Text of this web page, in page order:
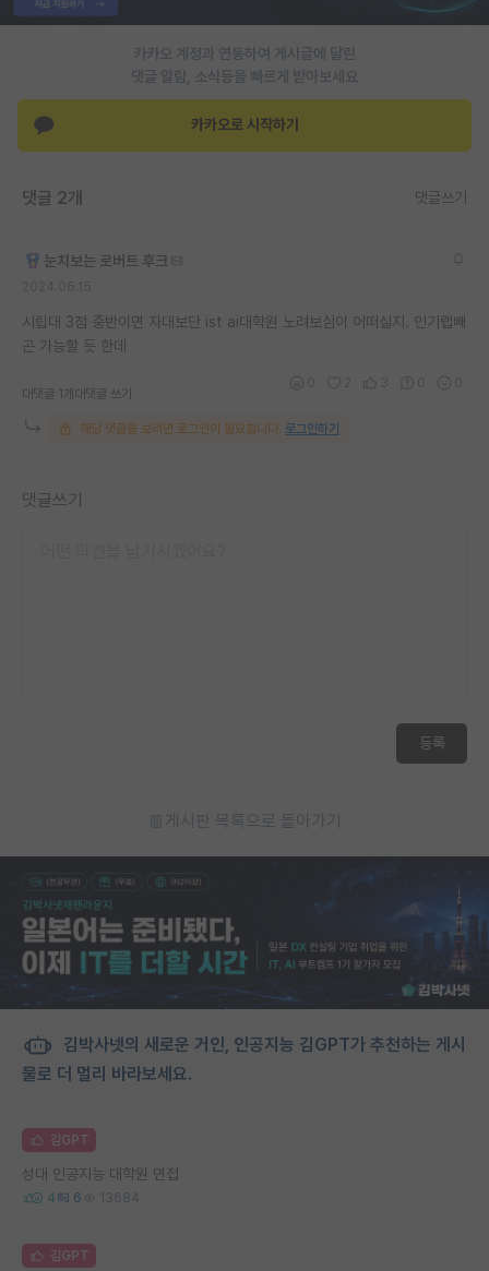
홍보 게시판
유학교육
반도체 아카데미
재팬라운지 🌸
카카오 계정과 연동하여 게시글에 달린
댓글 알람, 소식등을 빠르게 받아보세요
카카오로 시작하기
댓글 2개 댓글쓰기
눈치보는 로버트 후크
시립대 3점 중반이면 자대보단 ist ai대학원 노려보심이 어떠실지. 인기랩빼
곤 가능할 듯 한데
대댓글 1개 대댓글 쓰기
해당 댓글을 보려면 로그인이 필요합니다. 로그인하기
댓글쓰기
등록
게시판 목록으로 돌아가기
김박사넷의 새로운 거인, 인공지능 김GPT가 추천하는 게시
물로 더 멀리 바라보세요.
김GPT
성대 인공지능 대학원 면접
4 6 13684
김GPT